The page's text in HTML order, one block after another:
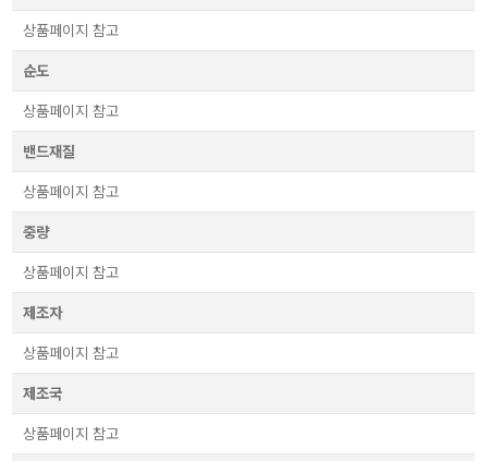
상품페이지 참고
순도
상품페이지 참고
밴드재질
상품페이지 참고
중량
상품페이지 참고
제조자
상품페이지 참고
제조국
상품페이지 참고